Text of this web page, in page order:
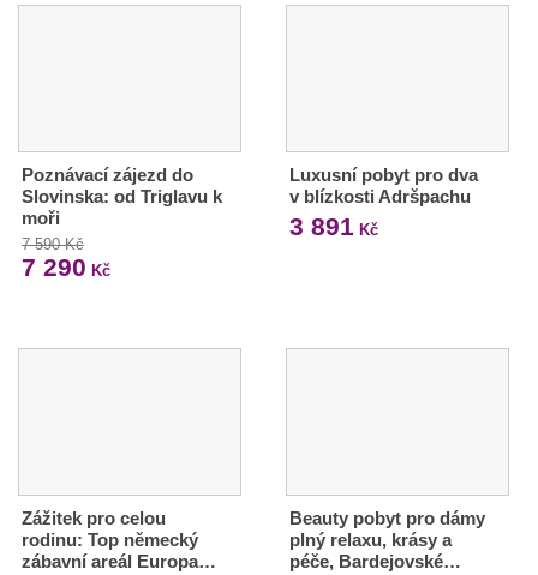
Poznávací zájezd do
Slovinska: od Triglavu k
moři
7 590 Kč
7 290 Kč
Luxusní pobyt pro dva
v blízkosti Adršpachu
3 891 Kč
Zážitek pro celou
rodinu: Top německý
zábavní areál Europa…
Beauty pobyt pro dámy
plný relaxu, krásy a
péče, Bardejovské…